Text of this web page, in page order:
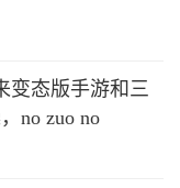
变态版手游和三
no zuo no